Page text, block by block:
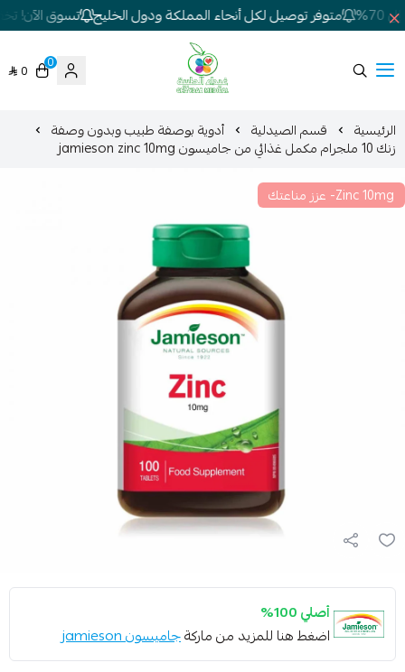
متوفر توصيل لكل أنحاء المملكة ودول الخليج تسوق الآن!
شركة غيداء المتطورة الطبية
0
0
الرئيسية قسم الصيدلية أدوية بوصفة طبيب وبدون وصفة
زنك 10 ملجرام مكمل غذائي من جاميسون jamieson zinc 10mg
Zinc 10mg- عزز مناعتك
أصلي 100%
اضغط هنا للمزيد من ماركةجاميسون jamieson